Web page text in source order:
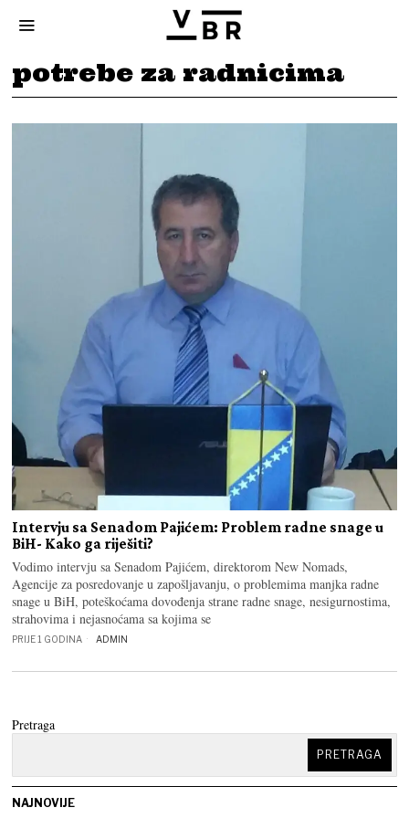
potrebe za radnicima
Intervju sa Senadom Pajićem: Problem radne snage u
BiH- Kako ga riješiti?
Vodimo intervju sa Senadom Pajićem, direktorom New Nomads,
Agencije za posredovanje u zapošljavanju, o problemima manjka radne
snage u BiH, poteškoćama dovođenja strane radne snage, nesigurnostima,
strahovima i nejasnoćama sa kojima se
PRIJE 1 GODINA ADMIN
Pretraga
PRETRAGA
NAJNOVIJE